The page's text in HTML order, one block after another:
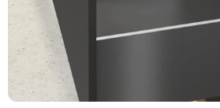
Схема работы
Акции и скидки